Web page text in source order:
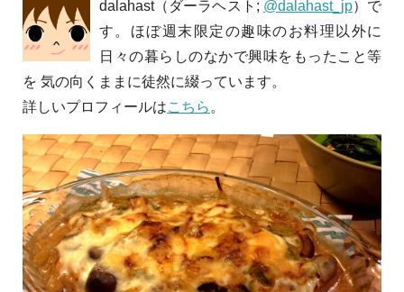
dalahast（ダーラヘスト; @dalahast_jp）で
す。ほぼ週末限定の趣味のお料理以外に
日々の暮らしのなかで興味をもったこと等
を 気の向くままに徒然に綴っています。
詳しいプロフィールはこちら 。